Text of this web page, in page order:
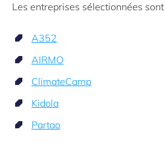
Les entreprises sélectionnées
A352
AIRMO
ClimateCamp
Kidola
Partao